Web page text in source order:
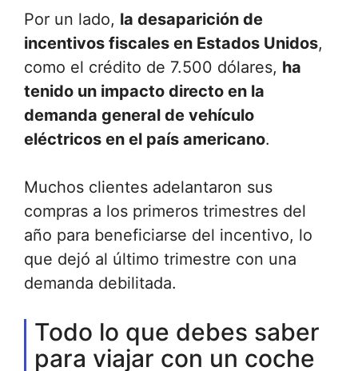
Por un lado, la desaparición de
incentivos fiscales en Estados Unidos,
como el crédito de 7.500 dólares, ha
tenido un impacto directo en la
demanda general de vehículo
eléctricos en el país americano.
Muchos clientes adelantaron sus
compras a los primeros trimestres del
año para beneficiarse del incentivo, lo
que dejó al último trimestre con una
demanda debilitada.
Todo lo que debes saber
para viajar con un coche